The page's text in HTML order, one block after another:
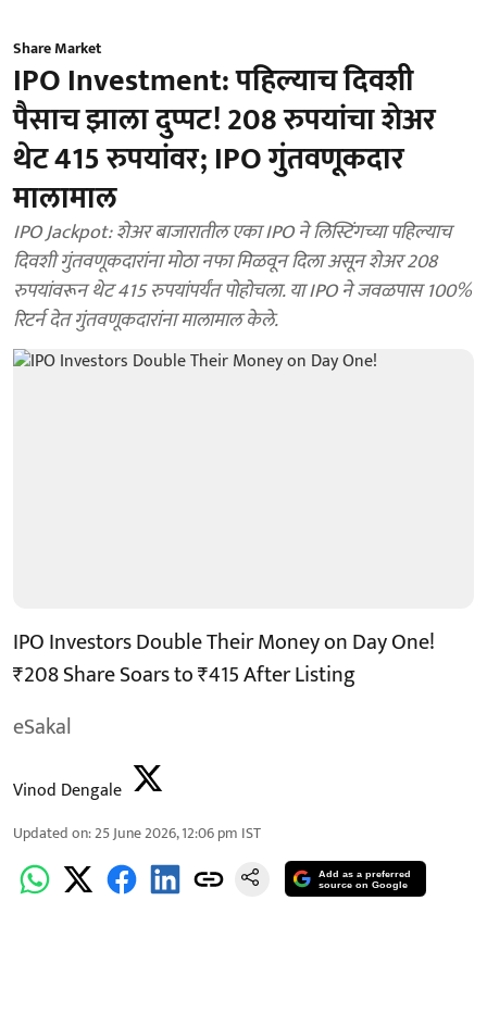
Share Market
IPO Investment: पहिल्याच दिवशी
पैसाच झाला दुप्पट! 208 रुपयांचा शेअर
थेट 415 रुपयांवर; IPO गुंतवणूकदार
मालामाल
IPO Jackpot: शेअर बाजारातील एका IPO ने लिस्टिंगच्या पहिल्याच
दिवशी गुंतवणूकदारांना मोठा नफा मिळवून दिला असून शेअर 208
रुपयांवरून थेट 415 रुपयांपर्यंत पोहोचला. या IPO ने जवळपास 100%
रिटर्न देत गुंतवणूकदारांना मालामाल केले.
IPO Investors Double Their Money on Day One!
₹208 Share Soars to ₹415 After Listing
eSakal
Vinod Dengale
Updated on:25 June 2026, 12:06 pm IST
Add as a preferred
source on Google